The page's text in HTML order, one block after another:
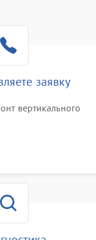
заявку
вертикального